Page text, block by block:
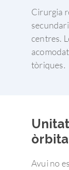
Cirurgia
centres.
tòriques.
òrbita
Avui no